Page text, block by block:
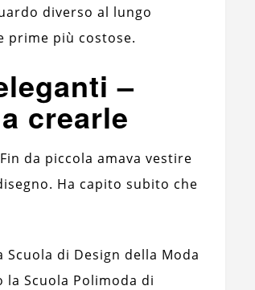
diverso al lungo
prime più costose.
–
crearle
da piccola amava vestire
Ha capito subito che
di Design della Moda
la Scuola Polimoda di